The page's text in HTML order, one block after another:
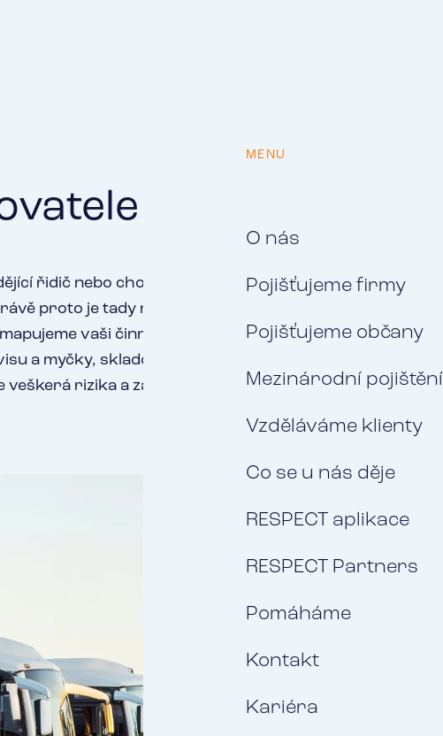
MENU
O nás
Pojišťujeme firmy
Pojišťujeme občany
Mezinárodní pojištění
Vzděláváme klienty
Co se u nás děje
RESPECT aplikace
RESPECT Partners
Pomáháme
Kontakt
Kariéra
osobní dopravy
řidič nebo chodec, který kouká do
proto je tady naše pojištění pro
vaši činnost a nezapomeneme
a myčky, skladování pohonných hmot
rizika a zajistí vám bezpečnou